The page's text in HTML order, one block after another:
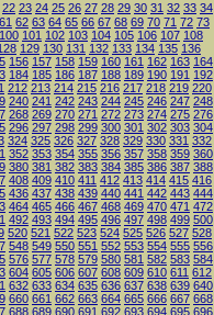
22 23 24 25 26 27 28 29 30 31 32 33 34
61 62 63 64 65 66 67 68 69 70 71 72 73
100 101 102 103 104 105 106 107 108
129 130 131 132 133 134 135 136
156 157 158 159 160 161 162 163 164
184 185 186 187 188 189 190 191 192
212 213 214 215 216 217 218 219 220
240 241 242 243 244 245 246 247 248
268 269 270 271 272 273 274 275 276
296 297 298 299 300 301 302 303 304
324 325 326 327 328 329 330 331 332
352 353 354 355 356 357 358 359 360
380 381 382 383 384 385 386 387 388
408 409 410 411 412 413 414 415 416
436 437 438 439 440 441 442 443 444
464 465 466 467 468 469 470 471 472
492 493 494 495 496 497 498 499 500
520 521 522 523 524 525 526 527 528
548 549 550 551 552 553 554 555 556
576 577 578 579 580 581 582 583 584
604 605 606 607 608 609 610 611 612
632 633 634 635 636 637 638 639 640
660 661 662 663 664 665 666 667 668
688 689 690 691 692 693 694 695 696